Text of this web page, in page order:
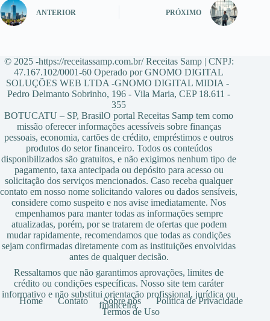
ANTERIOR PRÓXIMO
© 2025 -https://receitassamp.com.br/ Receitas Samp | CNPJ:
47.167.102/0001-60 Operado por GNOMO DIGITAL
SOLUÇÕES WEB LTDA -GNOMO DIGITAL MIDIA -
Pedro Delmanto Sobrinho, 196 - Vila Maria, CEP 18.611 -
355
BOTUCATU – SP, BrasilO portal Receitas Samp tem como
missão oferecer informações acessíveis sobre finanças
pessoais, economia, cartões de crédito, empréstimos e outros
produtos do setor financeiro. Todos os conteúdos
disponibilizados são gratuitos, e não exigimos nenhum tipo de
pagamento, taxa antecipada ou depósito para acesso ou
solicitação dos serviços mencionados. Caso receba qualquer
contato em nosso nome solicitando valores ou dados sensíveis,
considere como suspeito e nos avise imediatamente. Nos
empenhamos para manter todas as informações sempre
atualizadas, porém, por se tratarem de ofertas que podem
mudar rapidamente, recomendamos que todas as condições
sejam confirmadas diretamente com as instituições envolvidas
antes de qualquer decisão.
Ressaltamos que não garantimos aprovações, limites de
crédito ou condições específicas. Nosso site tem caráter
informativo e não substitui orientação profissional, jurídica ou
financeira.
Home Contato Sobre nós
Política de Privacidade
Termos de Uso